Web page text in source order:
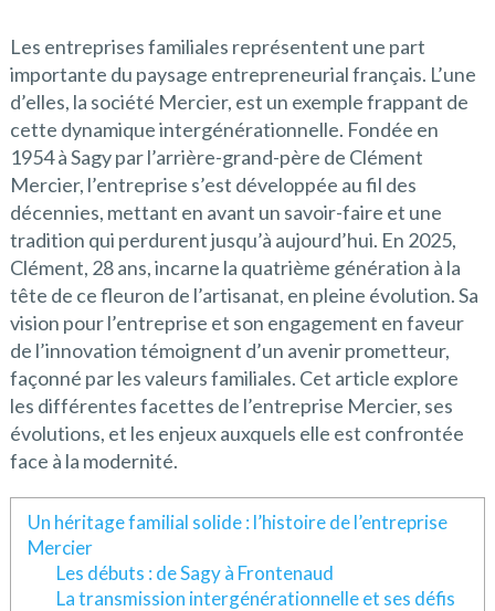
Les entreprises familiales représentent une part
importante du paysage entrepreneurial français. L’une
d’elles, la société Mercier, est un exemple frappant de
cette dynamique intergénérationnelle. Fondée en
1954 à Sagy par l’arrière-grand-père de Clément
Mercier, l’entreprise s’est développée au fil des
décennies, mettant en avant un savoir-faire et une
tradition qui perdurent jusqu’à aujourd’hui. En 2025,
Clément, 28 ans, incarne la quatrième génération à la
tête de ce fleuron de l’artisanat, en pleine évolution. Sa
vision pour l’entreprise et son engagement en faveur
de l’innovation témoignent d’un avenir prometteur,
façonné par les valeurs familiales. Cet article explore
les différentes facettes de l’entreprise Mercier, ses
évolutions, et les enjeux auxquels elle est confrontée
face à la modernité.
Un héritage familial solide : l’histoire de l’entreprise
Mercier
Les débuts : de Sagy à Frontenaud
La transmission intergénérationnelle et ses défis